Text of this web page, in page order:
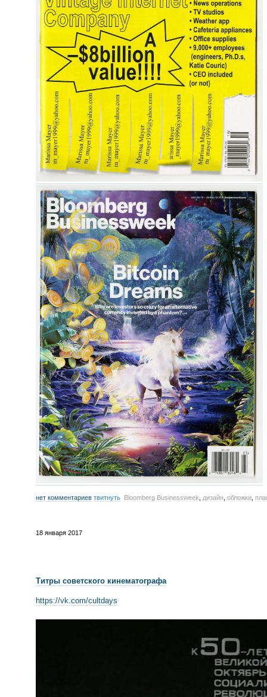
нет комментариев твитнуть Bloomberg Businessweek дизайн обложки
18 января 2017
Титры советского кинематографа
https://vk.com/cultdays